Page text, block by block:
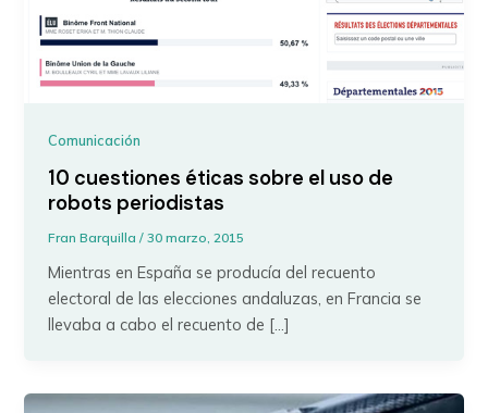
Comunicación
10 cuestiones éticas sobre el uso de
robots periodistas
Fran Barquilla/30 marzo, 2015
Mientras en España se producía del recuento
electoral de las elecciones andaluzas, en Francia se
llevaba a cabo el recuento de […]